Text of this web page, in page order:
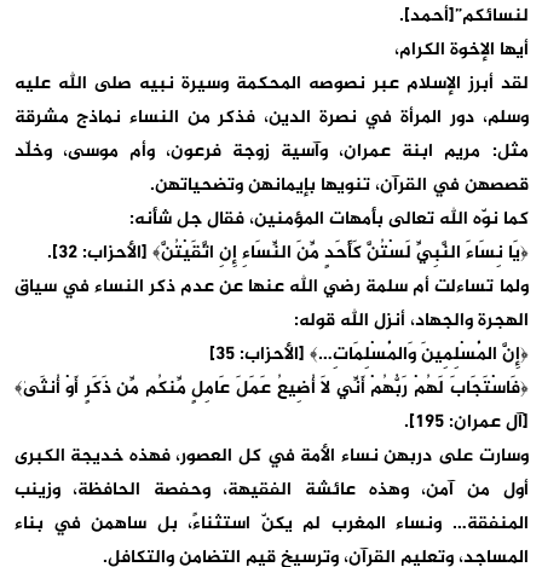
لنسائكم”[أحمد].
أيها الإخوة الكرام،
لقد أبرز الإسلام عبر نصوصه المحكمة وسيرة نبيه صلى الله عليه
وسلم، دور المرأة في نصرة الدين، فذكر من النساء نماذج مشرقة
مثل: مريم ابنة عمران، وآسية زوجة فرعون، وأم موسى، وخلّد
قصصهن في القرآن، تنويها بإيمانهن وتضحياتهن.
كما نوّه الله تعالى بأمهات المؤمنين، فقال جل شأنه:
﴿يَا نِسَاءَ النَّبِيِّ لَسْتُنَّ كَأَحَدٍ مِّنَ النِّسَاءِ إِنِ اتَّقَيْتُنَّ﴾ [الأحزاب: 32].
ولما تساءلت أم سلمة رضي الله عنها عن عدم ذكر النساء في سياق
الهجرة والجهاد، أنزل الله قوله:
﴿إِنَّ الْمُسْلِمِينَ وَالْمُسْلِمَاتِ…﴾ [الأحزاب: 35]
﴿فَاسْتَجَابَ لَهُمْ رَبُّهُمْ أَنِّي لَا أُضِيعُ عَمَلَ عَامِلٍ مِّنكُم مِّن ذَكَرٍ أَوْ أُنثَىٰ﴾
[آل عمران: 195].
وسارت على دربهن نساء الأمة في كل العصور، فهذه خديجة الكبرى
أول من آمن، وهذه عائشة الفقيهة، وحفصة الحافظة، وزينب
المنفقة… ونساء المغرب لم يكنّ استثناءً، بل ساهمن في بناء
المساجد، وتعليم القرآن، وترسيخ قيم التضامن والتكافل.